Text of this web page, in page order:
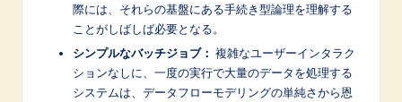
際には、それらの基盤にある手続き型論理を理解する
ことがしばしば必要となる。
シンプルなバッチジョブ： 複雑なユーザーインタラク
ションなしに、一度の実行で大量のデータを処理する
システムは、データフローモデリングの単純さから恩